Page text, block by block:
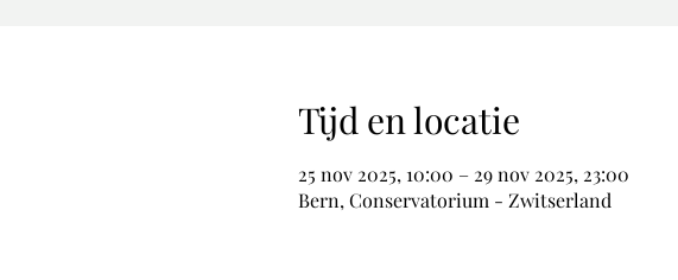
Tijd en locatie
25 nov 2025, 10:00 – 29 nov 2025, 23:00
Bern, Conservatorium - Zwitserland